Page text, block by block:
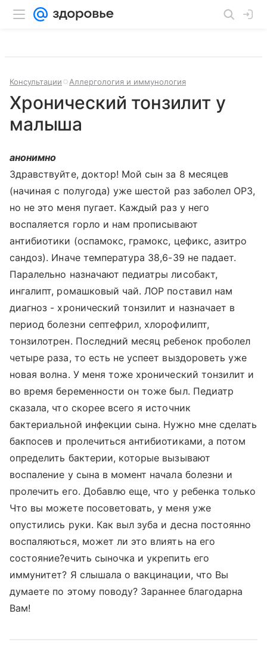
Консультации Аллергология и иммунология
Хронический тонзилит у
малыша
анонимно
Здравствуйте, доктор! Мой сын за 8 месяцев
(начиная с полугода) уже шестой раз заболел ОРЗ,
но не это меня пугает. Каждый раз у него
воспаляется горло и нам прописывают
антибиотики (оспамокс, грамокс, цефикс, азитро
сандоз). Иначе температура 38,6-39 не падает.
Паралельно назначают педиатры лисобакт,
ингалипт, ромашковый чай. ЛОР поставил нам
диагноз - хронический тонзилит и назначает в
период болезни септефрил, хлорофилипт,
тонзилотрен. Последний месяц ребенок проболел
четыре раза, то есть не успеет выздороветь уже
новая волна. У меня тоже хронический тонзилит и
во время беременности он тоже был. Педиатр
сказала, что скорее всего я источник
бактериальной инфекции сына. Нужно мне сделать
бакпосев и пролечиться антибиотиками, а потом
определить бактерии, которые вызывают
воспаление у сына в момент начала болезни и
пролечить его. Добавлю еще, что у ребенка только
Что вы можете посоветовать, у меня уже
опустились руки. Как выл зуба и десна постоянно
воспаляються, может ли это влиять на его
состояние?ечить сыночка и укрепить его
иммунитет? Я слышала о вакцинации, что Вы
думаете по этому поводу? Зараннее благодарна
Вам!